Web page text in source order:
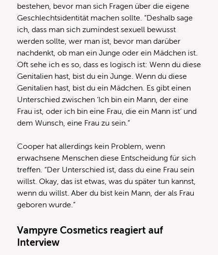
bestehen, bevor man sich Fragen über die eigene
Geschlechtsidentität machen sollte. “Deshalb sage
ich, dass man sich zumindest sexuell bewusst
werden sollte, wer man ist, bevor man darüber
nachdenkt, ob man ein Junge oder ein Mädchen ist.
Oft sehe ich es so, dass es logisch ist: Wenn du diese
Genitalien hast, bist du ein Junge. Wenn du diese
Genitalien hast, bist du ein Mädchen. Es gibt einen
Unterschied zwischen ‘Ich bin ein Mann, der eine
Frau ist, oder ich bin eine Frau, die ein Mann ist’ und
dem Wunsch, eine Frau zu sein.”
Cooper hat allerdings kein Problem, wenn
erwachsene Menschen diese Entscheidung für sich
treffen. “Der Unterschied ist, dass du eine Frau sein
willst. Okay, das ist etwas, was du später tun kannst,
wenn du willst. Aber du bist kein Mann, der als Frau
geboren wurde.”
Vampyre Cosmetics reagiert auf
Interview